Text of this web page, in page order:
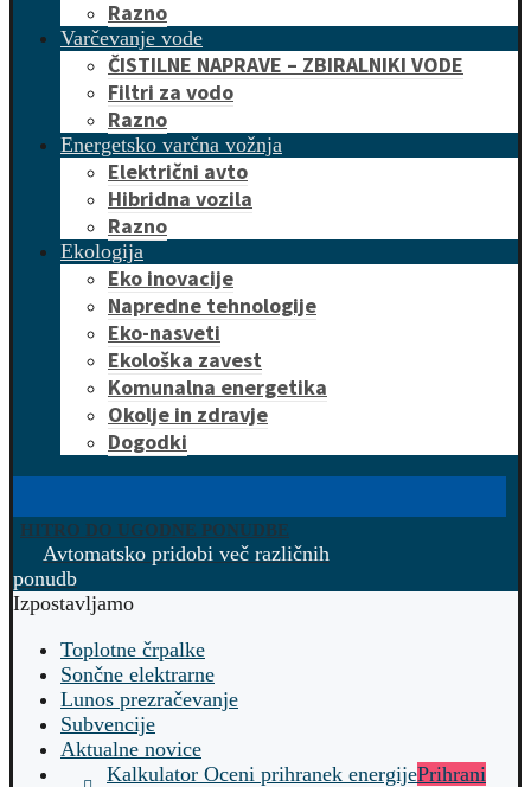
Razno
Varčevanje vode
ČISTILNE NAPRAVE – ZBIRALNIKI VODE
Filtri za vodo
Razno
Energetsko varčna vožnja
Električni avto
Hibridna vozila
Razno
Ekologija
Eko inovacije
Napredne tehnologije
Eko-nasveti
Ekološka zavest
Komunalna energetika
Okolje in zdravje
Dogodki
HITRO DO UGODNE PONUDBE
Avtomatsko pridobi več različnih
ponudb
Izpostavljamo
Toplotne črpalke
Sončne elektrarne
Lunos prezračevanje
Subvencije
Aktualne novice
Kalkulator Oceni prihranek energijePrihrani